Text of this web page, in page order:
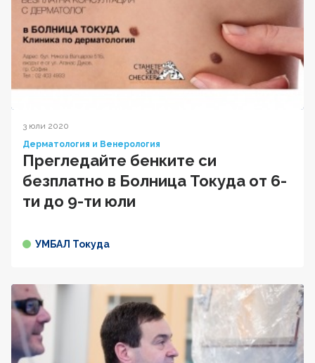
3 юли 2020
Дерматология и Венерология
Прегледайте бенките си
безплатно в Болница Токуда от 6-
ти до 9-ти юли
УМБАЛ Токуда